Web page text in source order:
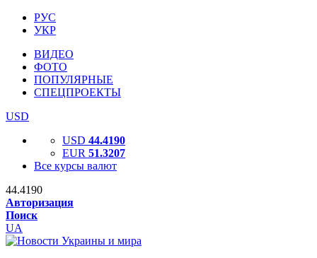
РУС
УКР
ВИДЕО
ФОТО
ПОПУЛЯРНЫЕ
СПЕЦПРОЕКТЫ
USD
USD 44.4190
EUR 51.3207
Все курсы валют
44.4190
Авторизация
Поиск
UA